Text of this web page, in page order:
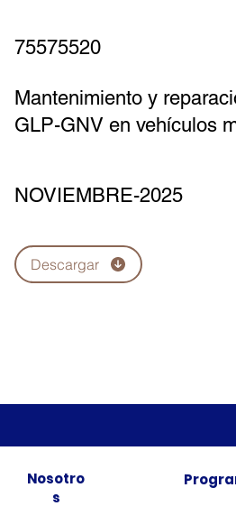
75575520
Mantenimiento y
GLP-GNV en vehículos
NOVIEMBRE-2025
Descargar
Nosotro
s